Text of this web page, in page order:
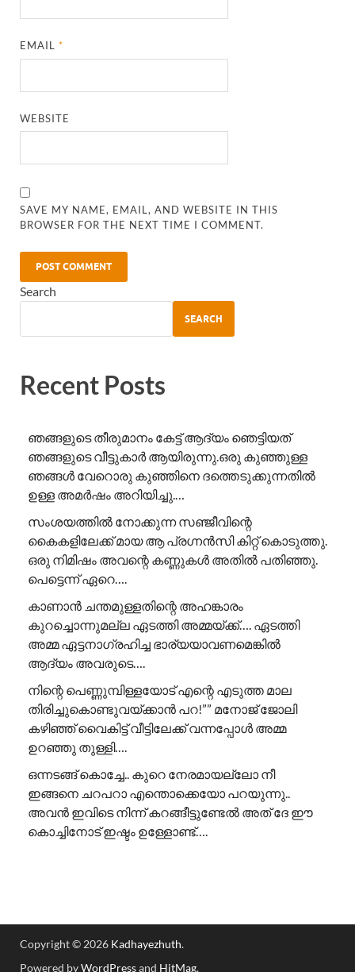
EMAIL*
WEBSITE
SAVE MY NAME, EMAIL, AND WEBSITE IN THIS
BROWSER FOR THE NEXT TIME I COMMENT.
Search
SEARCH
Recent Posts
ഞങ്ങളുടെ തീരുമാനം കേട്ട് ആദ്യം ഞെട്ടിയത്
ഞങ്ങളുടെ വീട്ടുകാർ ആയിരുന്നു.ഒരു കുഞ്ഞുള്ള
ഞങ്ങൾ വേറൊരു കുഞ്ഞിനെ ദത്തെടുക്കുന്നതിൽ
ഉള്ള അമർഷം അറിയിച്ചു.…
സംശയത്തിൽ നോക്കുന്ന സഞ്ജീവിന്റെ
കൈകളിലേക്ക് മായ ആ പ്രഗ്നൻസി കിറ്റ് കൊടുത്തു.
ഒരു നിമിഷം അവന്റെ കണ്ണുകൾ അതിൽ പതിഞ്ഞു.
പെട്ടെന്ന് ഏറെ….
കാണാൻ ചന്തമുള്ളതിന്റെ അഹങ്കാരം
കുറച്ചൊന്നുമല്ല ഏടത്തി അമ്മയ്ക്ക്…. ഏടത്തി
അമ്മ ഏട്ടനാഗ്രഹിച്ച ഭാര്യയാവണമെങ്കിൽ
ആദ്യം അവരുടെ….
നിന്റെ പെണ്ണുമ്പിള്ളയോട് എന്റെ എടുത്ത മാല
തിരിച്ചുകൊണ്ടുവയ്ക്കാൻ പറ!”” ​മനോജ് ജോലി
കഴിഞ്ഞ് വൈകിട്ട് വീട്ടിലേക്ക് വന്നപ്പോൾ അമ്മ
ഉറഞ്ഞു തുള്ളി….
ഒന്നടങ്ങ് കൊച്ചേ.. കുറെ നേരമായല്ലോ നീ
ഇങ്ങനെ ചറപറാ എന്തൊക്കെയോ പറയുന്നു..
അവൻ ഇവിടെ നിന്ന് കറങ്ങീട്ടുണ്ടേൽ അത് ദേ ഈ
കൊച്ചിനോട് ഇഷ്ടം ഉള്ളോണ്ട്….
Copyright © 2026 Kadhayezhuth.
Powered byWordPressand HitMag.